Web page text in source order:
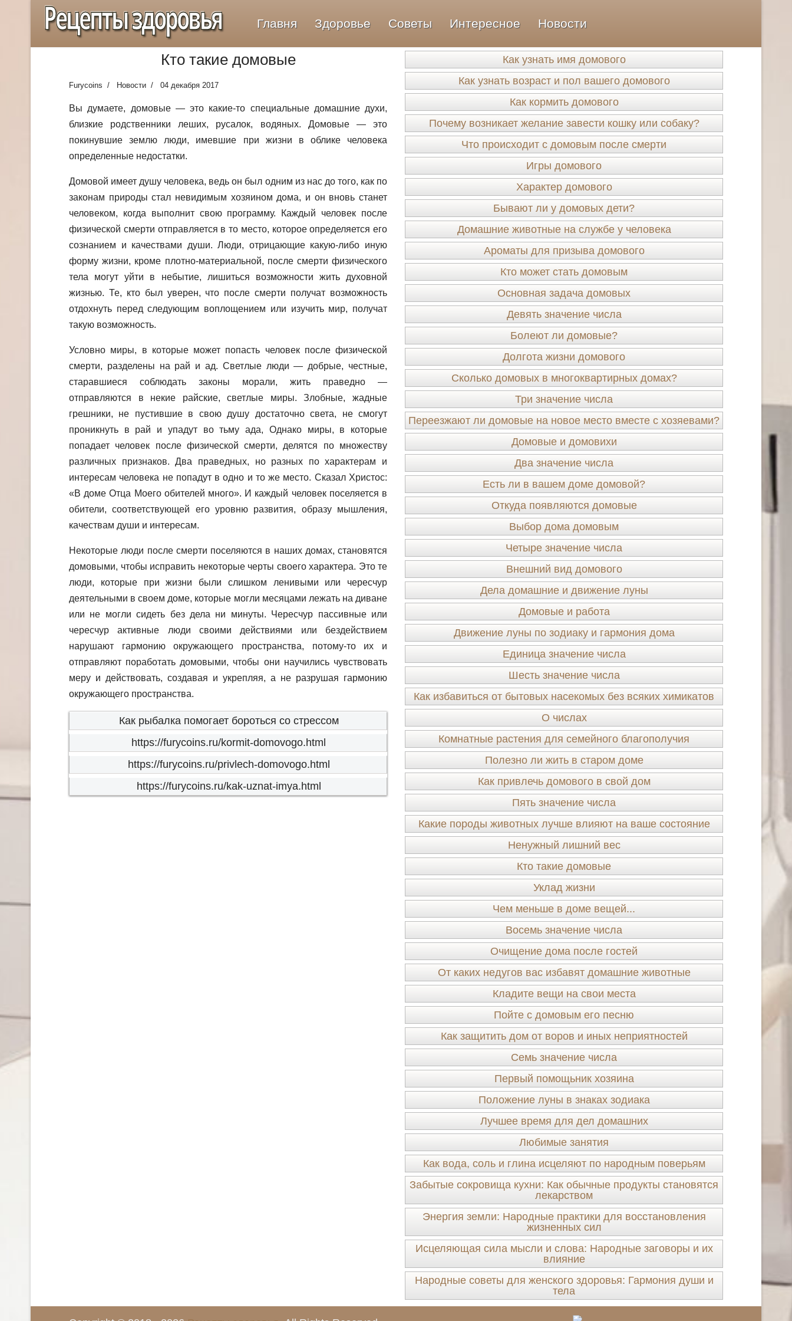
Рецепты здоровья Главня Здоровье Советы Интересное Новости
Кто такие домовые
Furycoins Новости 04 декабря 2017
Вы думаете, домовые — это какие-то специальные домашние духи,
близкие родственники леших, русалок, водяных. Домовые — это
покинувшие землю люди, имевшие при жизни в облике человека
определенные недостатки.
Домовой имеет душу человека, ведь он был одним из нас до того, как по
законам природы стал невидимым хозяином дома, и он вновь станет
человеком, когда выполнит свою программу. Каждый человек после
физической смерти отправляется в то место, которое определяется его
сознанием и качествами души. Люди, отрицающие какую-либо иную
форму жизни, кроме плотно-материальной, после смерти физического
тела могут уйти в небытие, лишиться возможности жить духовной
жизнью. Те, кто был уверен, что после смерти получат возможность
отдохнуть перед следующим воплощением или изучить мир, получат
такую возможность.
Условно миры, в которые может попасть человек после физической
смерти, разделены на рай и ад. Светлые люди — добрые, честные,
старавшиеся соблюдать законы морали, жить праведно —
отправляются в некие райские, светлые миры. Злобные, жадные
грешники, не пустившие в свою душу достаточно света, не смогут
проникнуть в рай и упадут во тьму ада, Однако миры, в которые
попадает человек после физической смерти, делятся по множеству
различных признаков. Два праведных, но разных по характерам и
интересам человека не попадут в одно и то же место. Сказал Христос:
«В доме Отца Моего обителей много». И каждый человек поселяется в
обители, соответствующей его уровню развития, образу мышления,
качествам души и интересам.
Некоторые люди после смерти поселяются в наших домах, становятся
домовыми, чтобы исправить некоторые черты своего характера. Это те
люди, которые при жизни были слишком ленивыми или чересчур
деятельными в своем доме, которые могли месяцами лежать на диване
или не могли сидеть без дела ни минуты. Чересчур пассивные или
чересчур активные люди своими действиями или бездействием
нарушают гармонию окружающего пространства, потому-то их и
отправляют поработать домовыми, чтобы они научились чувствовать
меру и действовать, создавая и укрепляя, а не разрушая гармонию
окружающего пространства.
Как рыбалка помогает бороться со стрессом
https://furycoins.ru/kormit-domovogo.html
https://furycoins.ru/privlech-domovogo.html
https://furycoins.ru/kak-uznat-imya.html
Как узнать имя домового
Как узнать возраст и пол вашего домового
Как кормить домового
Почему возникает желание завести кошку или собаку?
Что происходит с домовым после смерти
Игры домового
Характер домового
Бывают ли у домовых дети?
Домашние животные на службе у человека
Ароматы для призыва домового
Кто может стать домовым
Основная задача домовых
Девять значение числа
Болеют ли домовые?
Долгота жизни домового
Сколько домовых в многоквартирных домах?
Три значение числа
Переезжают ли домовые на новое место вместе с хозяевами?
Домовые и домовихи
Два значение числа
Есть ли в вашем доме домовой?
Откуда появляются домовые
Выбор дома домовым
Четыре значение числа
Внешний вид домового
Дела домашние и движение луны
Домовые и работа
Движение луны по зодиаку и гармония дома
Единица значение числа
Шесть значение числа
Как избавиться от бытовых насекомых без всяких химикатов
О числах
Комнатные растения для семейного благополучия
Полезно ли жить в старом доме
Как привлечь домового в свой дом
Пять значение числа
Какие породы животных лучше влияют на ваше состояние
Ненужный лишний вес
Кто такие домовые
Уклад жизни
Чем меньше в доме вещей...
Восемь значение числа
Очищение дома после гостей
От каких недугов вас избавят домашние животные
Кладите вещи на свои места
Пойте с домовым его песню
Как защитить дом от воров и иных неприятностей
Семь значение числа
Первый помощьник хозяина
Положение луны в знаках зодиака
Лучшее время для дел домашних
Любимые занятия
Как вода, соль и глина исцеляют по народным поверьям
Забытые сокровища кухни: Как обычные продукты становятся
лекарством
Энергия земли: Народные практики для восстановления
жизненных сил
Исцеляющая сила мысли и слова: Народные заговоры и их
влияние
Народные советы для женского здоровья: Гармония души и
тела